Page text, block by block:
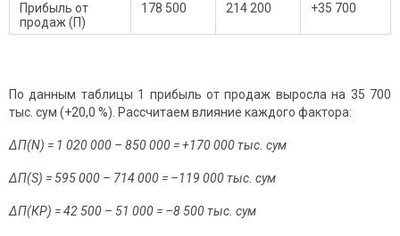
Прибыль от
продаж (П)
178 500 214 200 +35 700
По данным таблицы 1 прибыль от продаж выросла на 35 700
тыс. сум (+20,0 %). Рассчитаем влияние каждого фактора:
ΔП(N) = 1 020 000 – 850 000 = +170 000 тыс. сум
ΔП(S) = 595 000 – 714 000 = –119 000 тыс. сум
ΔП(КР) = 42 500 – 51 000 = –8 500 тыс. сум